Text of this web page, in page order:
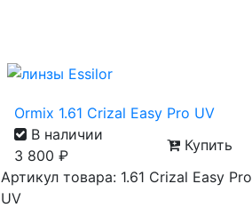
Ormix 1.61 Crizal Easy Pro UV
В наличии
3 800 ₽
Купить
Артикул товара: 1.61 Crizal Easy Pro
UV